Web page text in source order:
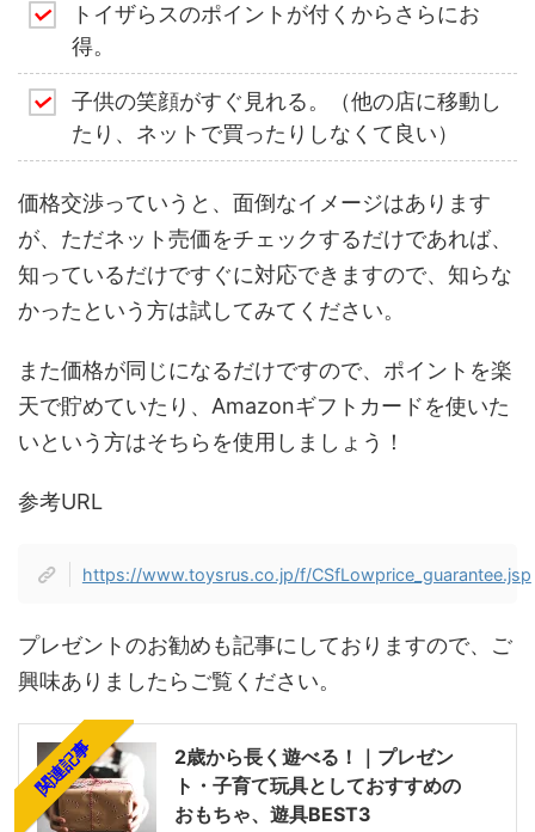
トイザらスのポイントが付くからさらにお
得。
子供の笑顔がすぐ見れる。（他の店に移動し
たり、ネットで買ったりしなくて良い）
価格交渉っていうと、面倒なイメージはあります
が、ただネット売価をチェックするだけであれば、
知っているだけですぐに対応できますので、知らな
かったという方は試してみてください。
また価格が同じになるだけですので、ポイントを楽
天で貯めていたり、Amazonギフトカードを使いた
いという方はそちらを使用しましょう！
参考URL
https://www.toysrus.co.jp/f/CSfLowprice_guarantee.jsp
プレゼントのお勧めも記事にしておりますので、ご
興味ありましたらご覧ください。
関連記事
2歳から長く遊べる！｜プレゼン
ト・子育て玩具としておすすめの
おもちゃ、遊具BEST3